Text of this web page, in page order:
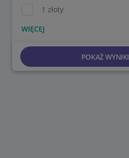
1 złoty
POKAŻ WYNIKI